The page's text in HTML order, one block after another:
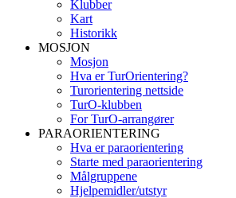
Klubber
Kart
Historikk
MOSJON
Mosjon
Hva er TurOrientering?
Turorientering nettside
TurO-klubben
For TurO-arrangører
PARAORIENTERING
Hva er paraorientering
Starte med paraorientering
Målgruppene
Hjelpemidler/utstyr